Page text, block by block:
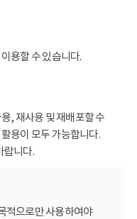
용할 수 있습니다.
, 재사용 및 재배포할 수
용이 모두 가능합니다.
랍니다.
적으로만 사용하여야